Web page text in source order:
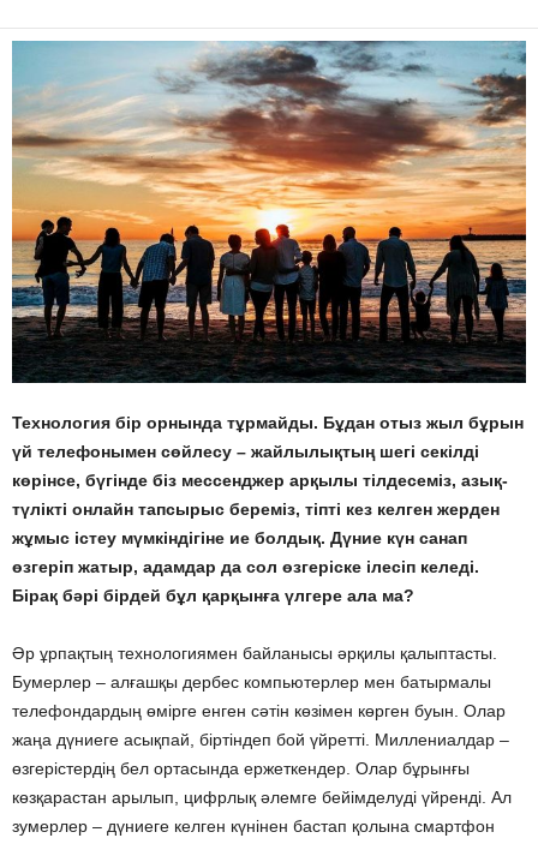
Технология бір орнында тұрмайды. Бұдан отыз жыл бұрын
үй телефонымен сөйлесу – жайлылықтың шегі секілді
көрінсе, бүгінде біз мессенджер арқылы тілдесеміз, азық-
түлікті онлайн тапсырыс береміз, тіпті кез келген жерден
жұмыс істеу мүмкіндігіне ие болдық. Дүние күн санап
өзгеріп жатыр, адамдар да сол өзгеріске ілесіп келеді.
Бірақ бәрі бірдей бұл қарқынға үлгере ала ма?
Әр ұрпақтың технологиямен байланысы әрқилы қалыптасты.
Бумерлер – алғашқы дербес компьютерлер мен батырмалы
телефондардың өмірге енген сәтін көзімен көрген буын. Олар
жаңа дүниеге асықпай, біртіндеп бой үйретті. Миллениалдар –
өзгерістердің бел ортасында ержеткендер. Олар бұрынғы
көзқарастан арылып, цифрлық әлемге бейімделуді үйренді. Ал
зумерлер – дүниеге келген күнінен бастап қолына смартфон